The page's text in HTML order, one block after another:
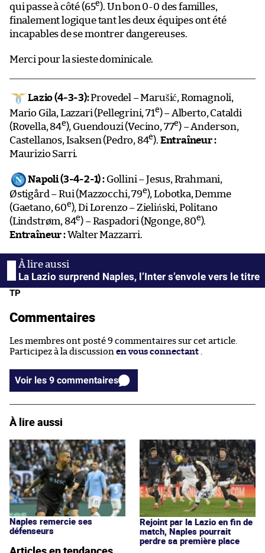
qui passe à côté (65e). Un bon 0-0 des familles,
finalement logique tant les deux équipes ont été
incapables de se montrer dangereuses.
Merci pour la sieste dominicale.
Lazio (4-3-3):Provedel – Marušić, Romagnoli,
Mario Gila, Lazzari (Pellegrini, 71e) – Alberto, Cataldi
(Rovella, 84e), Guendouzi (Vecino, 77e) – Anderson,
Castellanos, Isaksen (Pedro, 84e). Entraîneur :
Maurizio Sarri.
Napoli (3-4-2-1) : Gollini – Jesus, Rrahmani,
Østigård – Rui (Mazzocchi, 79e), Lobotka, Demme
(Gaetano, 60e), Di Lorenzo – Zieliński, Politano
(Lindstrøm, 84e) – Raspadori (Ngonge, 80e).
Entraîneur :Walter Mazzarri.
La Lazio surprend Naples, l’Inter s’envole vers le titre
TP
Commentaires
Les membres ont posté 9 commentaires sur cet article.
Participez à la discussion en vous connectant .
Voir les 9 commentaires
À lire aussi
Naples remercie ses
défenseurs
Rejoint par la Lazio en fin de
match, Naples pourrait
perdre sa première place